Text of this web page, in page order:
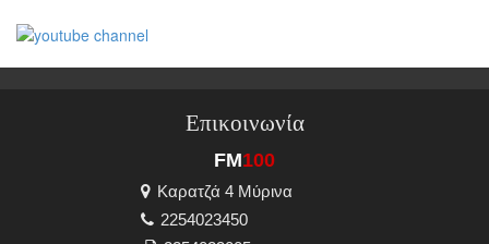
Επικοινωνία
FM100
Καρατζά 4 Μύρινα
2254023450